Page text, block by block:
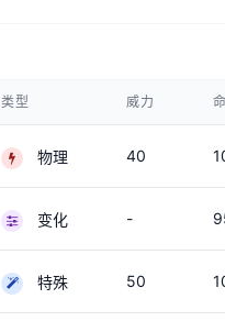
类型 威力
物理 40
变化 -
特殊 50